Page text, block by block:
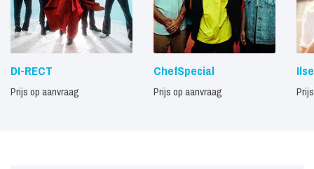
DI-RECT
Prijs op aanvraag
ChefSpecial
Prijs op aanvraag